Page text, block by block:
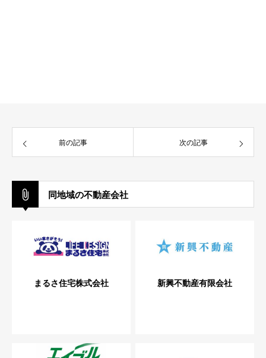
前の記事 次の記事
同地域の不動産会社
まるさ住宅株式会社 新興不動産有限会社